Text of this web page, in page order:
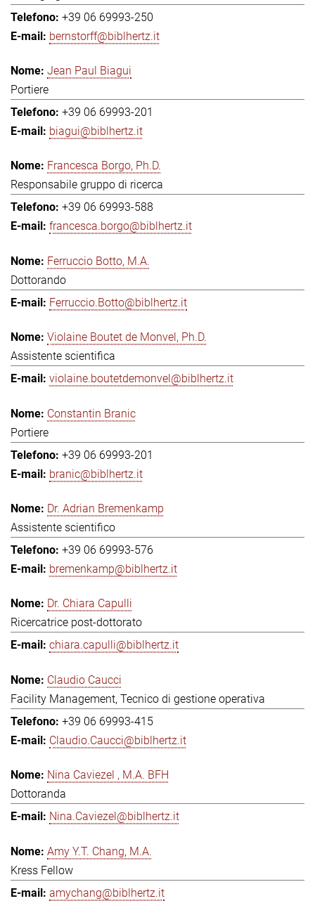
+39 06 69993-250
bernstorff@biblhertz.it
Jean Paul Biagui
Portiere
+39 06 69993-201
biagui@biblhertz.it
Francesca Borgo, Ph.D.
Responsabile gruppo di ricerca
+39 06 69993-588
francesca.borgo@biblhertz.it
Ferruccio Botto, M.A.
Dottorando
Ferruccio.Botto@biblhertz.it
Violaine Boutet de Monvel, Ph.D.
Assistente scientifica
violaine.boutetdemonvel@biblhertz.it
Constantin Branic
Portiere
+39 06 69993-201
branic@biblhertz.it
Dr. Adrian Bremenkamp
Assistente scientifico
+39 06 69993-576
bremenkamp@biblhertz.it
Dr. Chiara Capulli
Ricercatrice post-dottorato
chiara.capulli@biblhertz.it
Claudio Caucci
Facility Management, Tecnico di gestione operativa
+39 06 69993-415
Claudio.Caucci@biblhertz.it
Nina Caviezel , M.A. BFH
Dottoranda
Nina.Caviezel@biblhertz.it
Amy Y.T. Chang, M.A.
Kress Fellow
amychang@biblhertz.it